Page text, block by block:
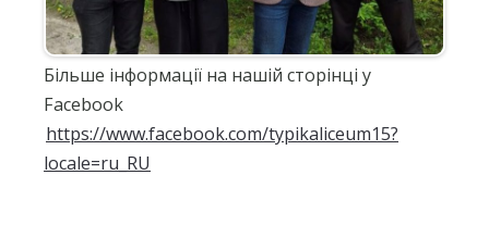
Більше інформації на нашій сторінці у
Facebook
https://www.facebook.com/typikaliceum15?
locale=ru_RU